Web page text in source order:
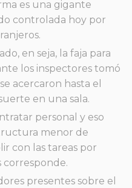
es una gigante
controlada hoy por
en seja, la faja para
los inspectores tomó
acercaron hasta el
en una sala.
personal y eso
menor de
con las tareas por
corresponde.
presentes sobre el